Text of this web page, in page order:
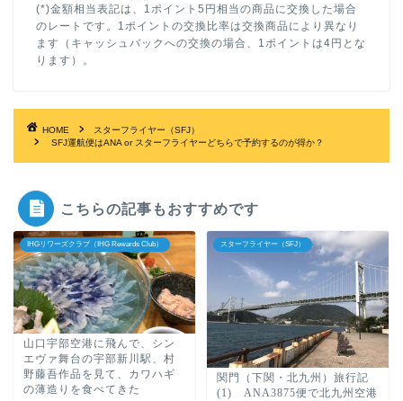
(*)金額相当表記は、1ポイント5円相当の商品に交換した場合
のレートです。1ポイントの交換比率は交換商品により異なり
ます（キャッシュバックへの交換の場合、1ポイントは4円とな
ります）。
HOME
スターフライヤー（SFJ）
SFJ運航便はANA or スターフライヤーどちらで予約するのが得か？
こちらの記事もおすすめです
IHGリワーズクラブ（IHG Rewards Club）
山口宇部空港に飛んで、シン
エヴァ舞台の宇部新川駅、村
野藤吾作品を見て、カワハギ
の薄造りを食べてきた
スターフライヤー（SFJ）
関門（下関・北九州）旅行記
(1) ANA3875便で北九州空港